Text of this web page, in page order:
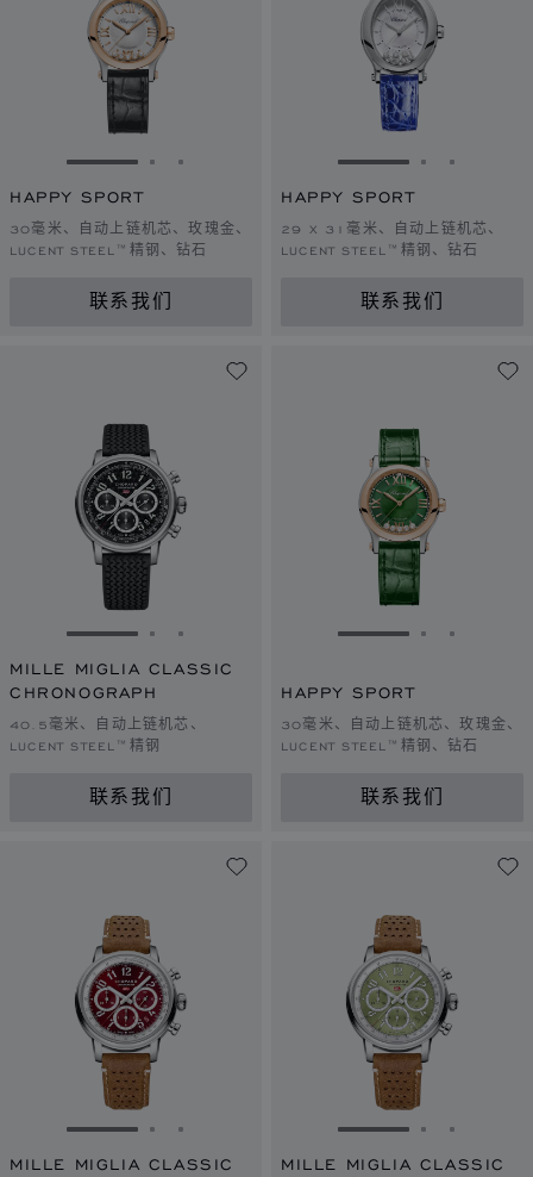
转到幻灯片 1转到幻灯片 2
转到幻灯片 3
HAPPY SPORT
30毫米、自动上链机芯、玫瑰金、
LUCENT STEEL™精钢、钻石
联系我们
转到幻灯片 1转到幻灯
转到幻
HAPPY SPORT
29 X 31毫米、自动上链机芯、
LUCENT STEEL™精钢、钻石
联系我们
转到幻灯片 1转到幻灯片 2
转到幻灯片 3
MILLE MIGLIA CLASSIC
CHRONOGRAPH
40.5毫米、自动上链机芯、
LUCENT STEEL™精钢
联系我们
转到幻灯片 1转到幻灯
转到幻
HAPPY SPORT
30毫米、自动上链机芯、玫瑰金、
LUCENT STEEL™精钢、钻石
联系我们
转到幻灯片 1转到幻灯片 2
转到幻灯片 3
MILLE MIGLIA CLASSIC
转到幻灯片 1转到幻灯
转到幻
MILLE MIGLIA CLASSIC